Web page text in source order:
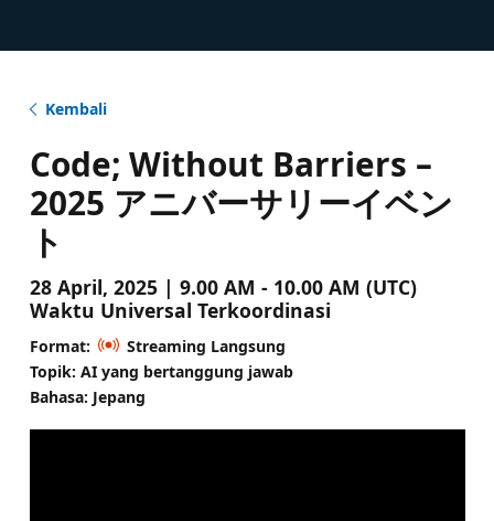
Kembali
Code; Without Barriers –
2025 アニバーサリーイベン
ト
28 April, 2025 | 9.00 AM - 10.00 AM (UTC)
Waktu Universal Terkoordinasi
Format:
Streaming Langsung
Topik: AI yang bertanggung jawab
Bahasa: Jepang